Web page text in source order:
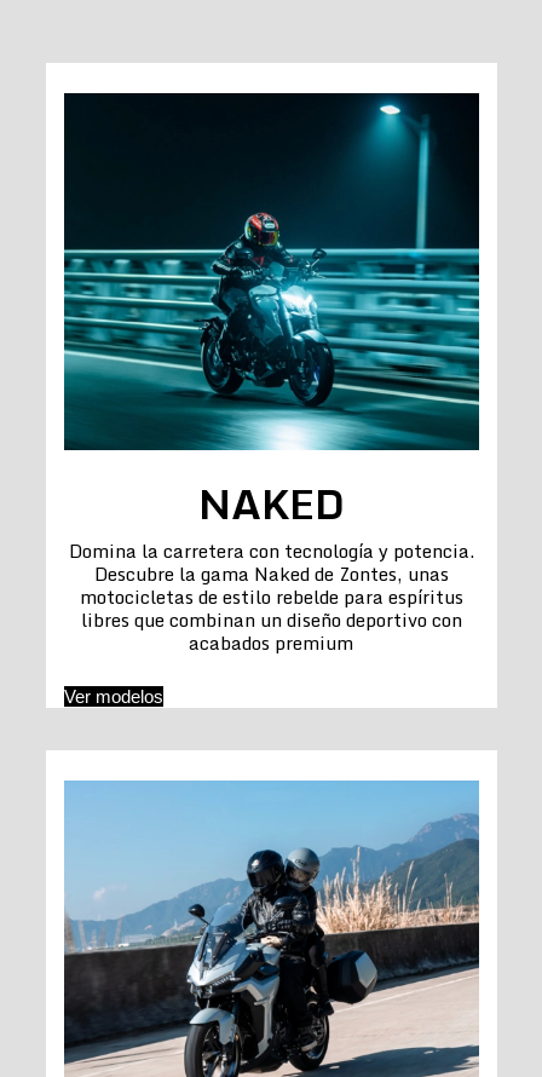
NAKED
Domina la carretera con tecnología y potencia.
Descubre la gama Naked de Zontes, unas
motocicletas de estilo rebelde para espíritus
libres que combinan un diseño deportivo con
acabados premium
Ver modelos